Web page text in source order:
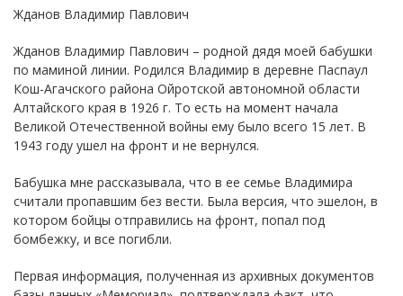
Жданов Владимир Павлович
Жданов Владимир Павлович – родной дядя моей бабушки
по маминой линии. Родился Владимир в деревне Паспаул
Кош-Агачского района Ойротской автономной области
Алтайского края в 1926 г. То есть на момент начала
Великой Отечественной войны ему было всего 15 лет. В
1943 году ушел на фронт и не вернулся.
Бабушка мне рассказывала, что в ее семье Владимира
считали пропавшим без вести. Была версия, что эшелон, в
котором бойцы отправились на фронт, попал под
бомбежку, и все погибли.
Первая информация, полученная из архивных документов